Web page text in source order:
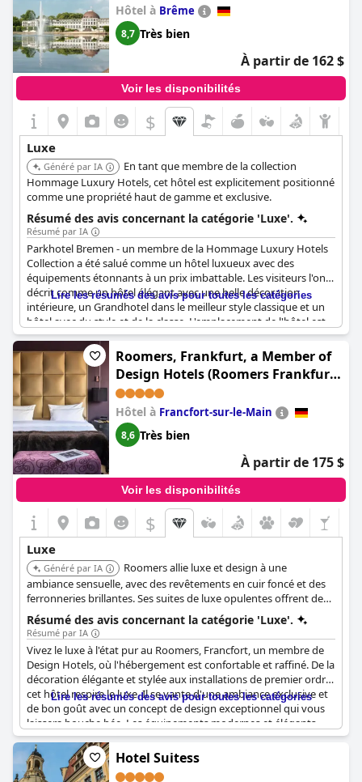
Hôtel à Brême
8,7 Très bien
À partir de 162 $
Voir les disponibilités
$
Luxe
Généré par IA
En tant que membre de la collection
Hommage Luxury Hotels, cet hôtel est explicitement positionné
comme une propriété haut de gamme et exclusive.
Résumé des avis concernant la catégorie 'Luxe'.
Résumé par IA
Parkhotel Bremen - un membre de la Hommage Luxury Hotels
Collection a été salué comme un hôtel luxueux avec des
équipements étonnants à un prix imbattable. Les visiteurs l'ont
décrit comme un hôtel élégant avec une belle décoration
intérieure, un Grandhotel dans le meilleur style classique et un
hôtel avec du style et de la classe. L'emplacement de l'hôtel est
également un atout majeur. Il est situé dans le Bürgerpark et
non loin de la Bremer Innenstadt. Le service est de premier
ordre et le personnel est très professionnel, amical et attentif
aux besoins des clients. La piscine et les installations de spa sont
remarquables. Bien que l'hôtel soit un peu vieillot, les visiteurs
attestent qu'il n'a pas perdu son charme luxueux. La cerise sur le
gâteau et le café de l'après-midi sont offerts, ce qui donne une
impression de luxe et de valeur à l'hôtel. En résumé, il s'agit d'un
hôtel à visiter absolument à Brême et d'un endroit idéal pour
s'adonner au luxe sans aucune arrogance.
Lire les résumés des avis pour toutes les catégories
Roomers, Frankfurt, a Member of
Design Hotels (Roomers Frankfurt
Central, Autograph Collection)
Hôtel à Francfort-sur-le-Main
8,6 Très bien
À partir de 175 $
Voir les disponibilités
$
Luxe
Généré par IA
Roomers allie luxe et design à une
ambiance sensuelle, avec des revêtements en cuir foncé et des
ferronneries brillantes. Ses suites de luxe opulentes offrent des
équipements haut de gamme, et l'hôtel dispose d'un spa sur le
toit avec un éclairage d'ambiance, un sauna, un bain de vapeur
et une piscine de massage. Les clients peuvent profiter de la vue
sur la ligne d'horizon depuis le skylounge et découvrir le
Roomers Bar primé.
Résumé des avis concernant la catégorie 'Luxe'.
Résumé par IA
Vivez le luxe à l'état pur au Roomers, Francfort, un membre de
Design Hotels, où l'hébergement est confortable et raffiné. De la
décoration élégante et stylée aux installations de premier ordre,
cet hôtel respire le luxe. Il se vante d'une ambiance exclusive et
de bon goût avec un concept de design exceptionnel qui vous
laissera bouche bée. Les équipements modernes et élégants
sont de qualité 5 étoiles et l'atmosphère est extrêmement bien
entretenue, donnant aux clients l'impression de séjourner dans
une oasis de luxe. Le personnel de l'hôtel est sympathique et le
Lire les résumés des avis pour toutes les catégories
Hotel Suitess